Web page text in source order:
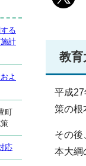
教育
平成
策の根
その後
本大綱
る
計
よ
町
応